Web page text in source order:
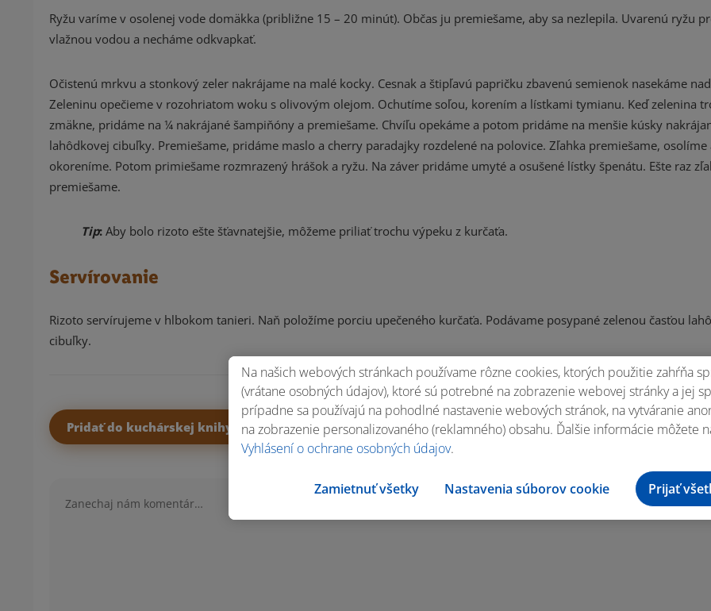
Ryžu varíme v osolenej vode domäkka (približne 15 – 20 minút). Občas ju premiešame, aby sa nezlepila. Uvarenú ryžu
vlažnou vodou a necháme odkvapkať.
Očistenú mrkvu a stonkový zeler nakrájame na malé kocky. Cesnak a štipľavú papričku zbavenú semienok nasekáme
Zeleninu opečieme v rozohriatom woku s olivovým olejom. Ochutíme soľou, korením a lístkami tymianu. Keď zelenina
zmäkne, pridáme na ¼ nakrájané šampiňóny a premiešame. Chvíľu opekáme a potom pridáme na menšie kúsky
lahôdkovej cibuľky. Premiešame, pridáme maslo a cherry paradajky rozdelené na polovice. Zľahka premiešame, osolíme
okoreníme. Potom primiešame rozmrazený hrášok a ryžu. Na záver pridáme umyté a osušené lístky špenátu. Ešte raz
premiešame.
Tip: Aby bolo rizoto ešte šťavnatejšie, môžeme priliať trochu výpeku z kurčaťa.
Servírovanie
Rizoto servírujeme v hlbokom tanieri. Naň položíme porciu upečeného kurčaťa. Podávame posypané zelenou časťou
cibuľky.
Pridať do kuchárskej knihy Ohodnotiť recept
Na našich webových stránkach používame rôzne cookies, ktorých použitie zahŕňa
(vrátane osobných údajov), ktoré sú potrebné na zobrazenie webovej stránky a jej
prípadne sa používajú na pohodlné nastavenie webových stránok, na vytváranie
na zobrazenie personalizovaného (reklamného) obsahu. Ďalšie informácie môžete
Vyhlásení o ochrane osobných údajov.
Zamietnuť všetky Nastavenia súborov cookie Prijať